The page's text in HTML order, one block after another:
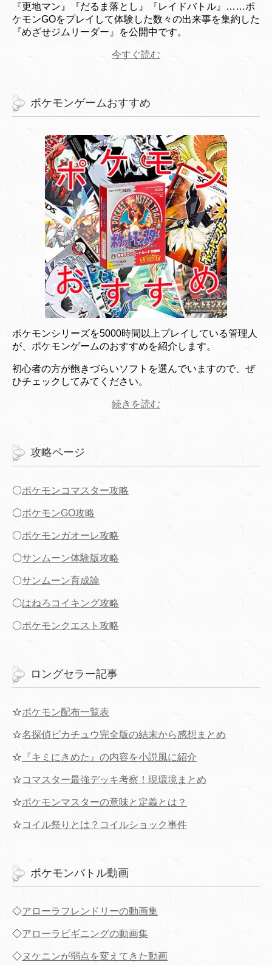
『更地マン』『だるま落とし』『レイドバトル』……ポ
ケモンGOをプレイして体験した数々の出来事を集約した
『めざせジムリーダー』を公開中です。
今すぐ読む
ポケモンゲームおすすめ
ポケモンシリーズを5000時間以上プレイしている管理人
が、ポケモンゲームのおすすめを紹介します。
初心者の方が飽きづらいソフトを選んでいますので、ぜ
ひチェックしてみてください。
続きを読む
攻略ページ
〇ポケモンコマスター攻略
〇ポケモンGO攻略
〇ポケモンガオーレ攻略
〇サンムーン体験版攻略
〇サンムーン育成論
〇はねろコイキング攻略
〇ポケモンクエスト攻略
ロングセラー記事
☆ポケモン配布一覧表
☆名探偵ピカチュウ完全版の結末から感想まとめ
☆ 『キミにきめた』の内容を小説風に紹介
☆コマスター最強デッキ考察！現環境まとめ
☆ポケモンマスターの意味と定義とは？
☆コイル祭りとは？コイルショック事件
ポケモンバトル動画
◇アローラフレンドリーの動画集
◇アローラビギニングの動画集
◇ヌケニンが弱点を変えてきた動画